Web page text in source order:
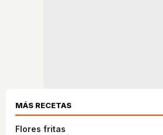
MÁS RECETAS
Flores fritas